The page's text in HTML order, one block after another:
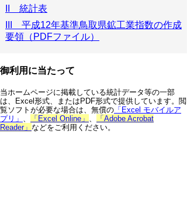
II 統計表
III 平成12年基準鳥取県鉱工業指数の作成
要領（PDFファイル）
御利用に当たって
当ホームページに掲載している統計データ等の一部
は、Excel形式、またはPDF形式で提供しています。閲
覧ソフトが必要な場合は、無償の 「Excel モバイルア
プリ」
「Excel Online」
「Adobe Acrobat
Reader」 などをご利用ください。